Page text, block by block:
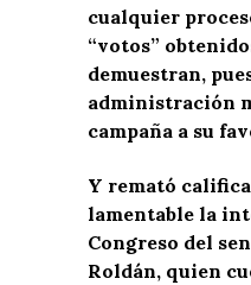
cualquier
“votos”
demuestran,
administración
campaña a su
Y remató
lamentable la
Congreso del
Roldán, quien